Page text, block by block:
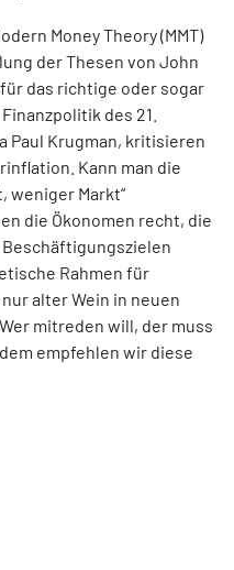
Money Theory (MMT)
der Thesen von John
das richtige oder sogar
des 21.
Paul Krugman, kritisieren
Kann man die
weniger Markt“
die Ökonomen recht, die
Rahmen für
alter Wein in neuen
mitreden will, der muss
empfehlen wir diese